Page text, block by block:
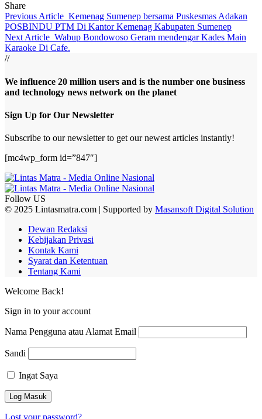
Share
Previous Article Kemenag Sumenep bersama Puskesmas Adakan
POSBINDU PTM Di Kantor Kemenag Kabupaten Sumenep
Next Article Wabup Bondowoso Geram mendengar Kades Main
Karaoke Di Cafe.
//
We influence 20 million users and is the number one business
and technology news network on the planet
Sign Up for Our Newsletter
Subscribe to our newsletter to get our newest articles instantly!
[mc4wp_form id=”847″]
Follow US
© 2025 Lintasmatra.com | Supported by Masansoft Digital Solution
Dewan Redaksi
Kebijakan Privasi
Kontak Kami
Syarat dan Ketentuan
Tentang Kami
Welcome Back!
Sign in to your account
Nama Pengguna atau Alamat Email
Sandi
Ingat Saya